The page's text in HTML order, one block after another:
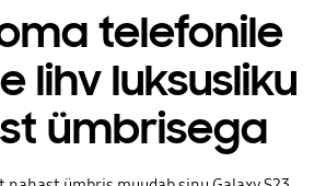
telefonile
lihv luksusliku
ümbrisega